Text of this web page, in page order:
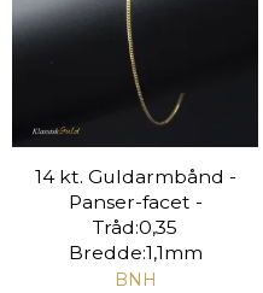
14 kt. Guldarmbånd -
Panser-facet -
Tråd:0,35
Bredde:1,1mm
BNH